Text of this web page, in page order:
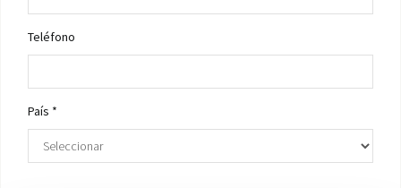
Teléfono
País *